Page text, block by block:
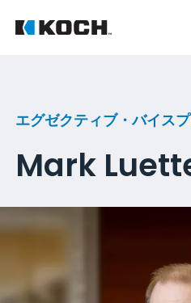
エグゼクティブ・バイス
Mark